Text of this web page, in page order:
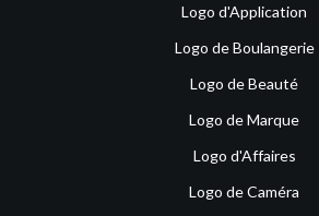
Logo d'Application
Logo de Boulangerie
Logo de Beauté
Logo de Marque
Logo d'Affaires
Logo de Caméra